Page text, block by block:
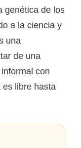
genética de los
a la ciencia y
una
de una
con
libre hasta